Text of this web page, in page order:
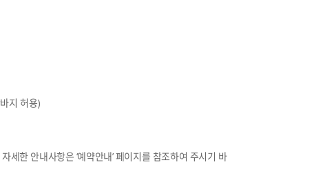
지 허용)
세한 안내사항은 ‘예약안내’ 페이지를 참조하여 주시기 바